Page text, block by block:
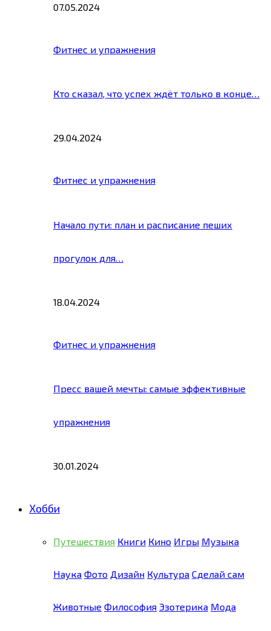
07.05.2024
Фитнес и упражнения
Кто сказал, что успех ждёт только в конце…
29.04.2024
Фитнес и упражнения
Начало пути: план и расписание пеших
прогулок для…
18.04.2024
Фитнес и упражнения
Пресс вашей мечты: самые эффективные
упражнения
30.01.2024
Хобби
Путешествия Книги Кино Игры Музыка
Наука Фото Дизайн Культура Сделай сам
Животные Философия Эзотерика Мода